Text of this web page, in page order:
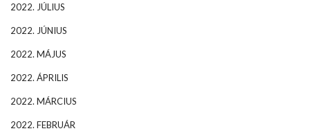
2022. JÚLIUS
2022. JÚNIUS
2022. MÁJUS
2022. ÁPRILIS
2022. MÁRCIUS
2022. FEBRUÁR